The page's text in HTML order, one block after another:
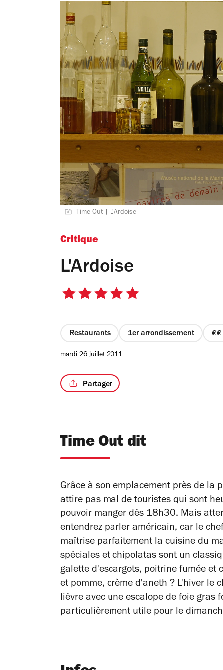
Time Out | L'Ardoise
Critique
L'Ardoise
5
étoiles
Restaurants 1er arrondissement
mardi 26 juillet 2011
Partager
Time Out dit
Grâce à son emplacement près de la
attire pas mal de touristes qui sont
pouvoir manger dès 18h30. Mais
entendrez parler américain, car le
maîtrise parfaitement la cuisine du
spéciales et chipolatas sont un
galette d'escargots, poitrine fumée et
et pomme, crème d'aneth ? L'hiver le
lièvre avec une escalope de foie gras
particulièrement utile pour le